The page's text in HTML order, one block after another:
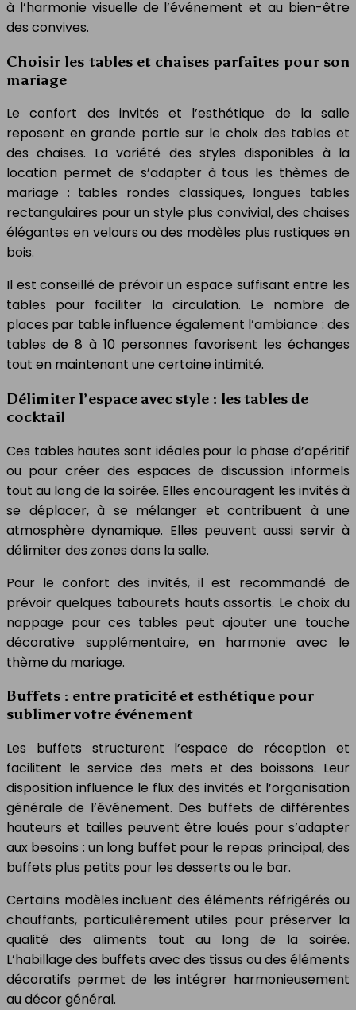
à l’harmonie visuelle de l’événement et au bien-être
des convives.
Choisir les tables et chaises parfaites pour son
mariage
Le confort des invités et l’esthétique de la salle
reposent en grande partie sur le choix des tables et
des chaises. La variété des styles disponibles à la
location permet de s’adapter à tous les thèmes de
mariage : tables rondes classiques, longues tables
rectangulaires pour un style plus convivial, des chaises
élégantes en velours ou des modèles plus rustiques en
bois.
Il est conseillé de prévoir un espace suffisant entre les
tables pour faciliter la circulation. Le nombre de
places par table influence également l’ambiance : des
tables de 8 à 10 personnes favorisent les échanges
tout en maintenant une certaine intimité.
Délimiter l’espace avec style : les tables de
cocktail
Ces tables hautes sont idéales pour la phase d’apéritif
ou pour créer des espaces de discussion informels
tout au long de la soirée. Elles encouragent les invités à
se déplacer, à se mélanger et contribuent à une
atmosphère dynamique. Elles peuvent aussi servir à
délimiter des zones dans la salle.
Pour le confort des invités, il est recommandé de
prévoir quelques tabourets hauts assortis. Le choix du
nappage pour ces tables peut ajouter une touche
décorative supplémentaire, en harmonie avec le
thème du mariage.
Buffets : entre praticité et esthétique pour
sublimer votre événement
Les buffets structurent l’espace de réception et
facilitent le service des mets et des boissons. Leur
disposition influence le flux des invités et l’organisation
générale de l’événement. Des buffets de différentes
hauteurs et tailles peuvent être loués pour s’adapter
aux besoins : un long buffet pour le repas principal, des
buffets plus petits pour les desserts ou le bar.
Certains modèles incluent des éléments réfrigérés ou
chauffants, particulièrement utiles pour préserver la
qualité des aliments tout au long de la soirée.
L’habillage des buffets avec des tissus ou des éléments
décoratifs permet de les intégrer harmonieusement
au décor général.